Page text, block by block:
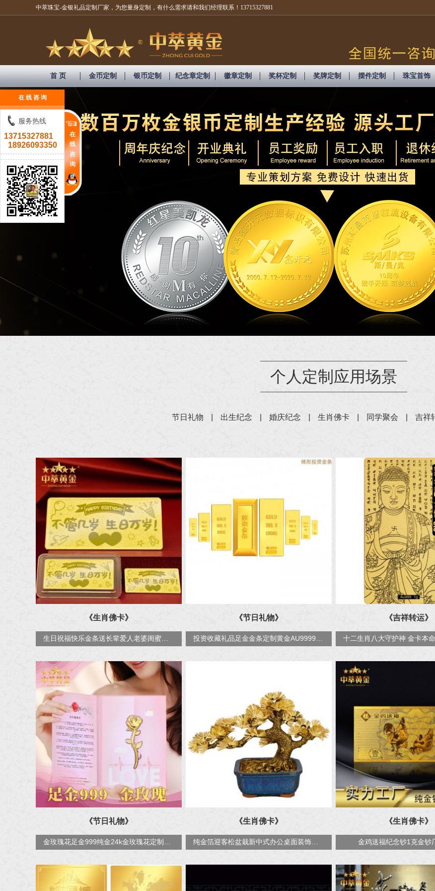
中萃珠宝-金银礼品定制厂家，为您量身定制，有什么需求请和我们经理联系！13715327881
首 页 金币定制 银币定制 纪念章定制 徽章定制 奖杯定制 奖牌定制 摆件定制 珠宝首饰
个人定制应用场景
节日礼物 出生纪念 婚庆纪念 生肖佛卡 同学聚会 吉祥
《生肖佛卡》 《节日礼物》 《吉祥转运》
《节日礼物》 《生肖佛卡》 《生肖佛卡》
金鸡送福纪念钞1克金钞
在 线 咨 询
在
线
咨
询
服务热线
13715327881
18926093350